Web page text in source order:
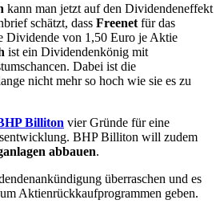
kann man jetzt auf den Dividendeneffekt
schätzt, dass Freenet für das
Dividende von 1,50 Euro je Aktie
ist ein Dividendenkönig mit
Dabei ist die
nicht mehr so hoch wie sie es zu
Billiton vier Gründe für eine
BHP Billiton will zudem
abbauen.
überraschen und es
Aktienrückkaufprogrammen geben.